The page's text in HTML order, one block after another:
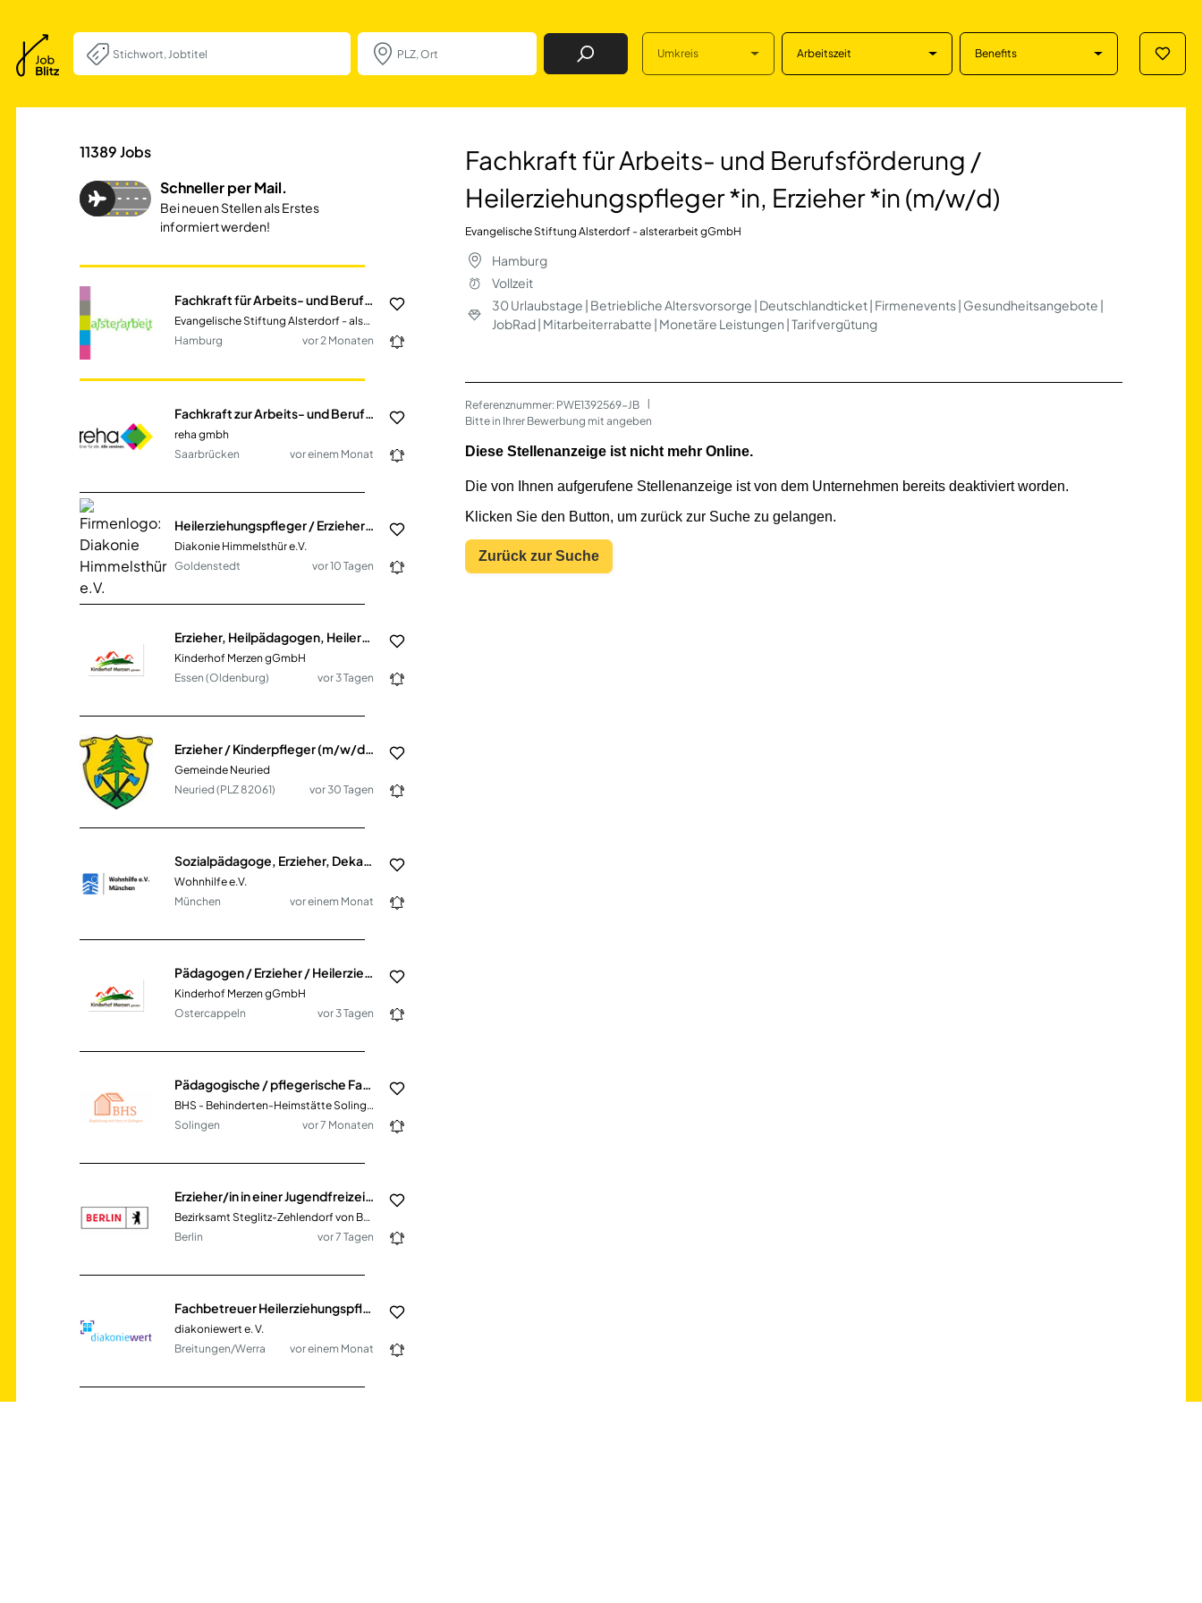
Job Finden Umkreis Arbeitszeit Benefits
Fachkraft für Arbeits- und Berufsförderung /
11389Jobs
Schneller per Mail.
Bei neuen Stellen als Erstes
informiert werden!
Fachkraft für Arbeits- und Berufsförderung / Heilerziehungspfleger *in, Erzieher *in (m/w/d)
Evangelische Stiftung Alsterdorf - alsterarbeit gGmbH
Hamburg
vor 2 Monaten
Fachkraft zur Arbeits- und Berufsförderung (m/w/d)
reha gmbh
Saarbrücken
vor einem Monat
Heilerziehungspfleger / Erzieher (m/w/d)
Diakonie Himmelsthür e.V.
Goldenstedt
vor 10 Tagen
Erzieher, Heilpädagogen, Heilerziehungspfleger, Sozialpädagogen
Kinderhof Merzen gGmbH
Essen (Oldenburg)
vor 3 Tagen
Erzieher / Kinderpfleger (m/w/d) Vollzeit / Teilzeit
Gemeinde Neuried
Neuried (PLZ 82061)
vor 30 Tagen
Sozialpädagoge, Erzieher, Dekan, Heilerziehungspfleger im Nachtdienst (m/w/d) Vollzeit/Teilzeit
Wohnhilfe e.V.
München
vor einem Monat
Kinderhof Merzen gGmbH
Ostercappeln
vor 3 Tagen
Pädagogische / pflegerische Fachkraft in Teilzeit (w/m/d) Heilerziehungspfleger, Sozialarbeiter, Sozialpädagoge, Erzieher, Gesundheits- und Krankenpfleger, Altenpfleger
BHS - Behinderten-Heimstätte Solingen e.V.
Solingen
vor 7 Monaten
Erzieher/in in einer Jugendfreizeiteinrichtung (JFE Düppel) (m/w/d) Teilzeit
Bezirksamt Steglitz-Zehlendorf von Berlin
Berlin
vor 7 Tagen
Fachbetreuer Heilerziehungspflege - Wohnanlage (m/w/d)
diakoniewert e. V.
Breitungen/Werra
vor einem Monat
Fachkraft für Arbeits- und Berufsförderung /
Heilerziehungspfleger *in, Erzieher *in (m/w/d)
Evangelische Stiftung Alsterdorf - alsterarbeit gGmbH
Hamburg
Vollzeit
30 Urlaubstage | Betriebliche Altersvorsorge | Deutschlandticket | Firmenevents | Gesundheitsangebote |
JobRad | Mitarbeiterrabatte | Monetäre Leistungen | Tarifvergütung
Referenznummer: PWE1392569-JB
Bitte in Ihrer Bewerbung mit angeben